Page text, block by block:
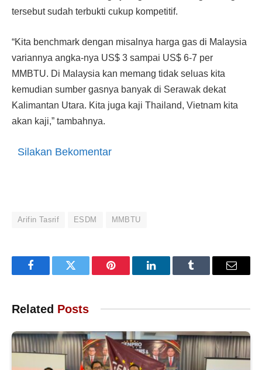
tersebut sudah terbukti cukup kompetitif.
“Kita benchmark dengan misalnya harga gas di Malaysia
variannya angka-nya US$ 3 sampai US$ 6-7 per
MMBTU. Di Malaysia kan memang tidak seluas kita
kemudian sumber gasnya banyak di Serawak dekat
Kalimantan Utara. Kita juga kaji Thailand, Vietnam kita
akan kaji,” tambahnya.
Silakan Bekomentar
Arifin Tasrif ESDM MMBTU
FacebookTwitter Pinterest LinkedInTumblr Email
Related Posts